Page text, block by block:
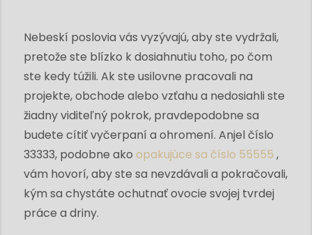
Nebeskí poslovia vás vyzývajú, aby ste vydržali,
pretože ste blízko k dosiahnutiu toho, po čom
ste kedy túžili. Ak ste usilovne pracovali na
projekte, obchode alebo vzťahu a nedosiahli ste
žiadny viditeľný pokrok, pravdepodobne sa
budete cítiť vyčerpaní a ohromení. Anjel číslo
33333, podobne ako opakujúce sa číslo 55555 ,
vám hovorí, aby ste sa nevzdávali a pokračovali,
kým sa chystáte ochutnať ovocie svojej tvrdej
práce a driny.